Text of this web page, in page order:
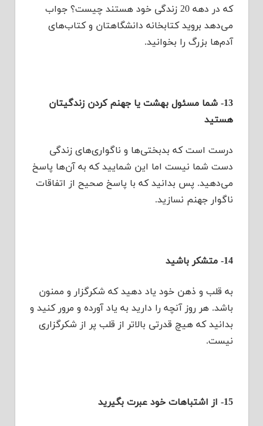
که در دهه 20 زندگی خود هستند چیست؟ جواب
می‌دهد بروید کتابخانه دانشگاهتان و کتاب‌های
آدم‌ها بزرگ را بخوانید.
13- شما مسئول بهشت یا جهنم کردن زندگیتان
هستید
درست است که بدبختی‌ها و ناگواری‌های زندگی
دست شما نیست اما این شمایید که به آن‌ها پاسخ
می‌دهید. پس بدانید که با پاسخ صحیح از اتفاقات
ناگوار جهنم نسازید.
14- متشکر باشید
به قلب و ذهن خود یاد دهید که شکرگزار و ممنون
باشد. هر روز آنچه را دارید به یاد آورده و مرور کنید و
بدانید که هیچ قدرتی بالاتر از قلب پر از شکرگزاری
نیست.
15- از اشتباهات خود عبرت بگیرید